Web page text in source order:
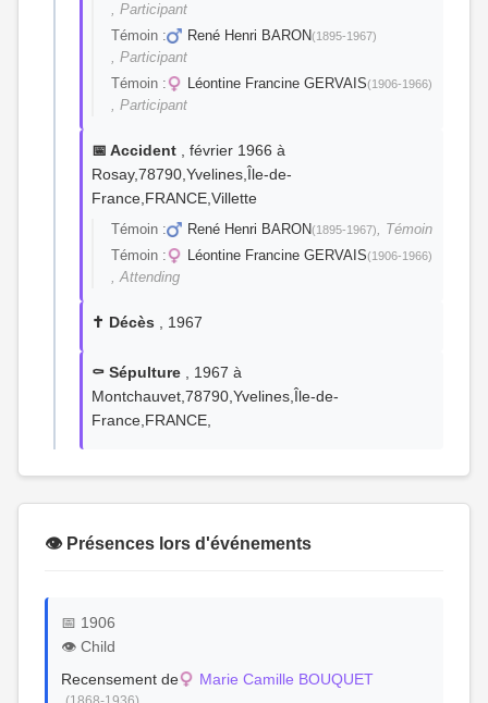
, Participant
Témoin :
René Henri BARON(1895-1967)
, Participant
Témoin :
Léontine Francine GERVAIS(1906-1966)
, Participant
📅 Accident , février 1966 à
Rosay,78790,Yvelines,Île-de-
France,FRANCE,Villette
Témoin : René Henri BARON(1895-1967), Témoin
Témoin :
Léontine Francine GERVAIS(1906-1966)
, Attending
✝️ Décès , 1967
⚰️ Sépulture , 1967 à
Montchauvet,78790,Yvelines,Île-de-
France,FRANCE,
👁️ Présences lors d'événements
📅 1906
👁️ Child
Recensement de
Marie Camille BOUQUET